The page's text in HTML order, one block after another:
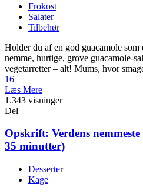
Frokost
Salater
Tilbehør
Holder du af en god guacamole
nemme, hurtige, grove guacamole-
vegetarretter – alt! Mums, hvor
16
Læs Mere
1.343 visninger
Del
Opskrift: Verdens
35 minutter)
Desserter
Kage